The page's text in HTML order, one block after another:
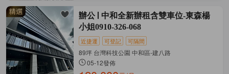
辦公
中和全新辦租含雙車位-東森楊
小姐0910-326-068
近捷運 可登記 可隔間
89坪 台灣科技公園 中和區-建八路
05-12發佈